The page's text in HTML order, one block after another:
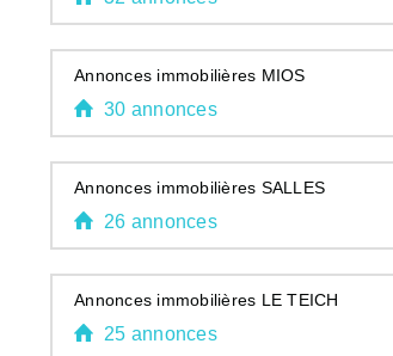
Annonces immobilières MIOS
30 annonces
Annonces immobilières SALLES
26 annonces
Annonces immobilières LE TEICH
25 annonces